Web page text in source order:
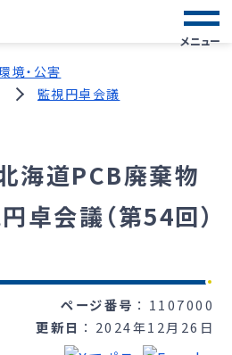
メニュー
境・公害
監視円卓会議
海道PCB廃棄物
卓会議（第54回）
ページ番号
1107000
更新日
2024年12月26日